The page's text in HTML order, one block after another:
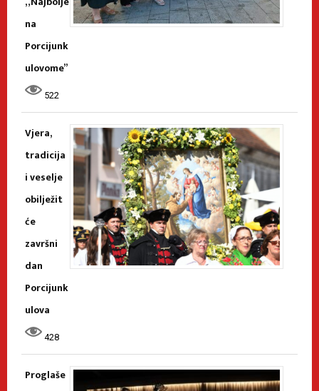
na
Porcijunk
ulovome”
522
Vjera,
tradicija
i veselje
obilježit
će
završni
dan
Porcijunk
ulova
428
Proglaše